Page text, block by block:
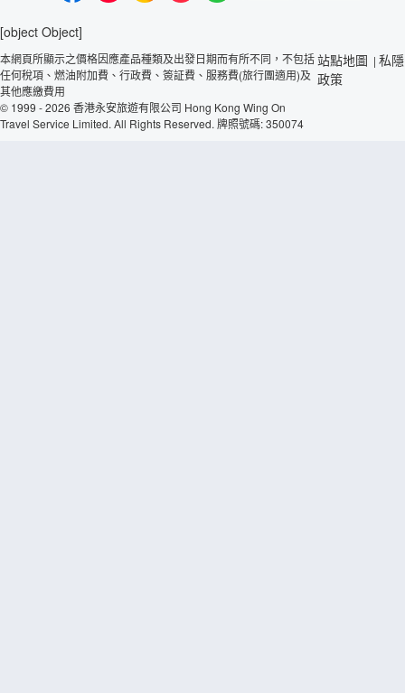
[object Object]
本網頁所顯示之價格因應產品種類及出發日期而有所不同，不包括
任何稅項、燃油附加費、行政費、簽証費、服務費(旅行團適用)及
其他應繳費用
© 1999 - 2026 香港永安旅遊有限公司 Hong Kong Wing On
Travel Service Limited. All Rights Reserved. 牌照號碼: 350074
站點地圖 | 私隱
政策